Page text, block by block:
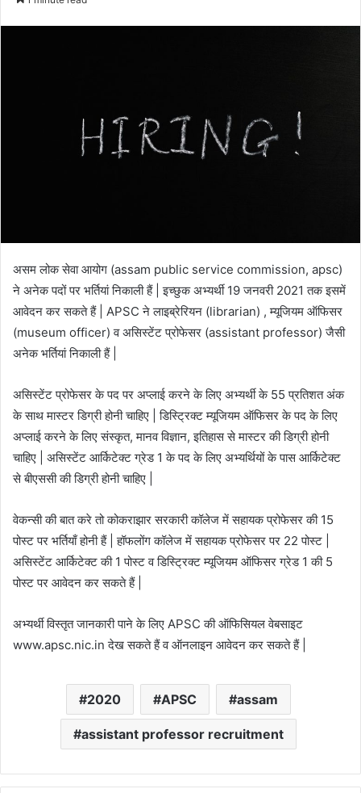
असम लोक सेवा आयोग (assam public service commission, apsc)
ने अनेक पदों पर भर्तियां निकाली हैं | इच्छुक अभ्यर्थी 19 जनवरी 2021 तक इसमें
आवेदन कर सकते हैं | APSC ने लाइब्रेरियन (librarian) , म्यूजियम ऑफिसर
(museum officer) व असिस्टेंट प्रोफेसर (assistant professor) जैसी
अनेक भर्तियां निकाली हैं |
असिस्टेंट प्रोफेसर के पद पर अप्लाई करने के लिए अभ्यर्थी के 55 प्रतिशत अंक
के साथ मास्टर डिग्री होनी चाहिए | डिस्ट्रिक्ट म्यूजियम ऑफिसर के पद के लिए
अप्लाई करने के लिए संस्कृत, मानव विज्ञान, इतिहास से मास्टर की डिग्री होनी
चाहिए | असिस्टेंट आर्किटेक्ट ग्रेड 1 के पद के लिए अभ्यर्थियों के पास आर्किटेक्ट
से बीएससी की डिग्री होनी चाहिए |
वेकन्सी की बात करे तो कोकराझार सरकारी कॉलेज में सहायक प्रोफेसर की 15
पोस्ट पर भर्तियाँ होनी हैं | हॉफलोंग कॉलेज में सहायक प्रोफेसर पर 22 पोस्ट |
असिस्टेंट आर्किटेक्ट की 1 पोस्ट व डिस्ट्रिक्ट म्यूजियम ऑफिसर ग्रेड 1 की 5
पोस्ट पर आवेदन कर सकते हैं |
अभ्यर्थी विस्तृत जानकारी पाने के लिए APSC की ऑफिसियल वेबसाइट
www.apsc.nic.in देख सकते हैं व ऑनलाइन आवेदन कर सकते हैं |
2020 APSC assam
assistant professor recruitment